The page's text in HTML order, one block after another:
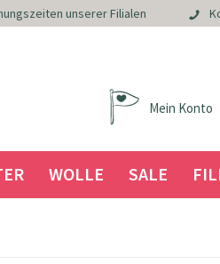
unserer Filialen
Mein Konto
WOLLE SALE